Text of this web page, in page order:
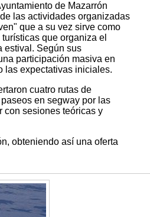
de Mazarrón
las actividades organizadas
que a su vez sirve como
que organiza el
estival. Según sus
participación masiva en
las expectativas iniciales.
cuatro rutas de
en segway por las
con sesiones teóricas y
obteniendo así una oferta